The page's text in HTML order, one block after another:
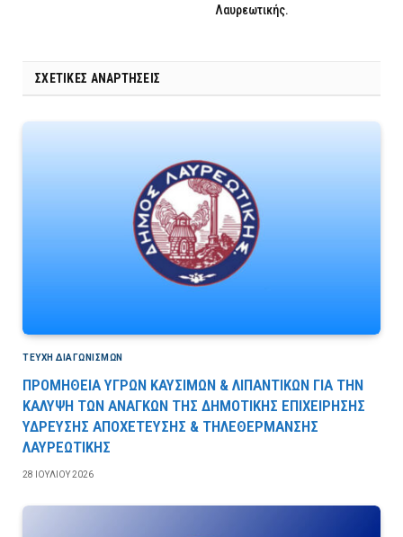
Λαυρεωτικής.
ΣΧΕΤΙΚΈΣ ΑΝΑΡΤΉΣΕΙΣ
ΤΕΎΧΗ ΔΙΑΓΩΝΙΣΜΏΝ
ΠΡΟΜΗΘΕΙΑ ΥΓΡΩΝ ΚΑΥΣΙΜΩΝ & ΛΙΠΑΝΤΙΚΩΝ ΓΙΑ ΤΗΝ
ΚΑΛΥΨΗ ΤΩΝ ΑΝΑΓΚΩΝ ΤΗΣ ΔΗΜΟΤΙΚΗΣ ΕΠΙΧΕΙΡΗΣΗΣ
ΥΔΡΕΥΣΗΣ ΑΠΟΧΕΤΕΥΣΗΣ & ΤΗΛΕΘΕΡΜΑΝΣΗΣ
ΛΑΥΡΕΩΤΙΚΗΣ
28 ΙΟΥΛΊΟΥ 2026